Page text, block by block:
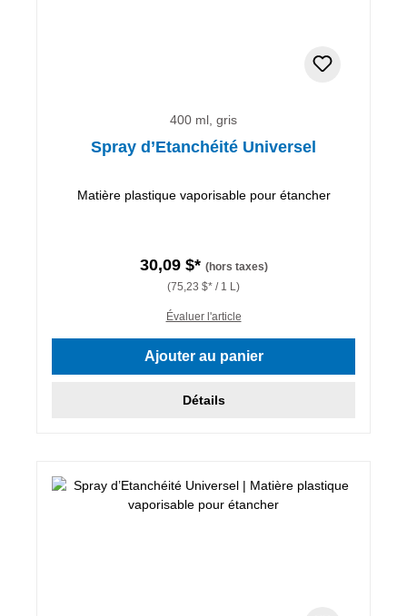
400 ml, gris
Spray d’Etanchéité Universel
Matière plastique vaporisable pour étancher
30,09 $* (hors taxes)
(75,23 $* / 1 L)
Évaluer l'article
Ajouter au panier
Détails